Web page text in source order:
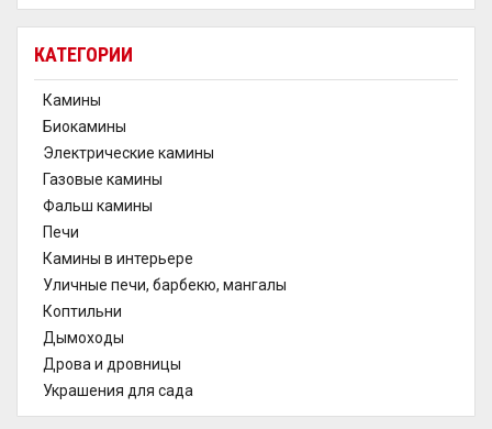
КАТЕГОРИИ
Камины
Биокамины
Электрические камины
Газовые камины
Фальш камины
Печи
Камины в интерьере
Уличные печи, барбекю, мангалы
Коптильни
Дымоходы
Дрова и дровницы
Украшения для сада